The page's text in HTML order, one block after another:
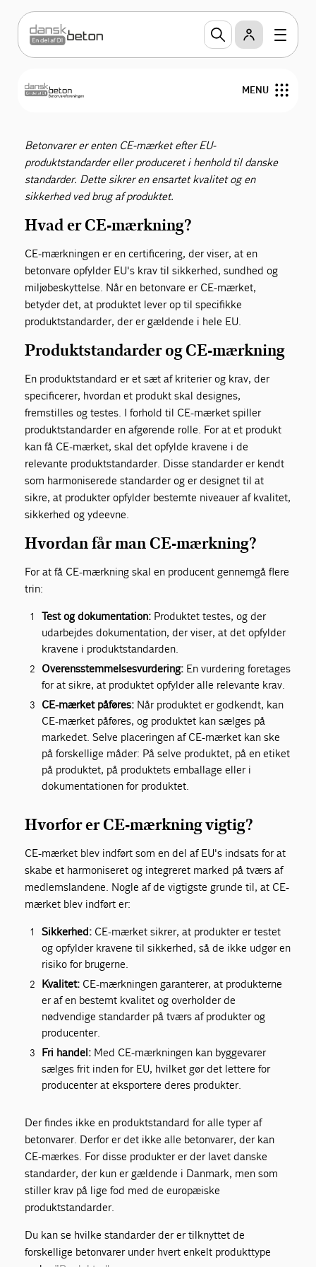
MENU
Teknik og design
Om Betonvareforeningen
CE-mærkning af
Betonvarer er enten CE-mærket efter EU-
produktstandarder eller produceret i henhold til danske
standarder. Dette sikrer en ensartet kvalitet og en
sikkerhed ved brug af produktet.
Hvad er CE-mærkning?
CE-mærkningen er en certificering, der viser, at en
betonvare opfylder EU's krav til sikkerhed, sundhed og
miljøbeskyttelse. Når en betonvare er CE-mærket,
betyder det, at produktet lever op til specifikke
produktstandarder, der er gældende i hele EU.
Produktstandarder og CE-mærkning
En produktstandard er et sæt af kriterier og krav, der
specificerer, hvordan et produkt skal designes,
fremstilles og testes. I forhold til CE-mærket spiller
produktstandarder en afgørende rolle. For at et produkt
kan få CE-mærket, skal det opfylde kravene i de
relevante produktstandarder. Disse standarder er kendt
som harmoniserede standarder og er designet til at
sikre, at produkter opfylder bestemte niveauer af kvalitet,
sikkerhed og ydeevne.
Hvordan får man CE-mærkning?
For at få CE-mærkning skal en producent gennemgå flere
trin:
Test og dokumentation: Produktet testes, og der
udarbejdes dokumentation, der viser, at det opfylder
kravene i produktstandarden.
Overensstemmelsesvurdering: En vurdering foretages
for at sikre, at produktet opfylder alle relevante krav.
CE-mærket påføres: Når produktet er godkendt, kan
CE-mærket påføres, og produktet kan sælges på
markedet. Selve placeringen af CE-mærket kan ske
på forskellige måder: På selve produktet, på en etiket
på produktet, på produktets emballage eller i
dokumentationen for produktet.
Hvorfor er CE-mærkning vigtig?
CE-mærket blev indført som en del af EU's indsats for at
skabe et harmoniseret og integreret marked på tværs af
medlemslandene. Nogle af de vigtigste grunde til, at CE-
mærket blev indført er:
Sikkerhed: CE-mærket sikrer, at produkter er testet
og opfylder kravene til sikkerhed, så de ikke udgør en
risiko for brugerne.
Kvalitet: CE-mærkningen garanterer, at produkterne
er af en bestemt kvalitet og overholder de
nødvendige standarder på tværs af produkter og
producenter.
Fri handel: Med CE-mærkningen kan byggevarer
sælges frit inden for EU, hvilket gør det lettere for
producenter at eksportere deres produkter.
Der findes ikke en produktstandard for alle typer af
betonvarer. Derfor er det ikke alle betonvarer, der kan
CE-mærkes. For disse produkter er der lavet danske
standarder, der kun er gældende i Danmark, men som
stiller krav på lige fod med de europæiske
produktstandarder.
Du kan se hvilke standarder der er tilknyttet de
forskellige betonvarer under hvert enkelt produkttype